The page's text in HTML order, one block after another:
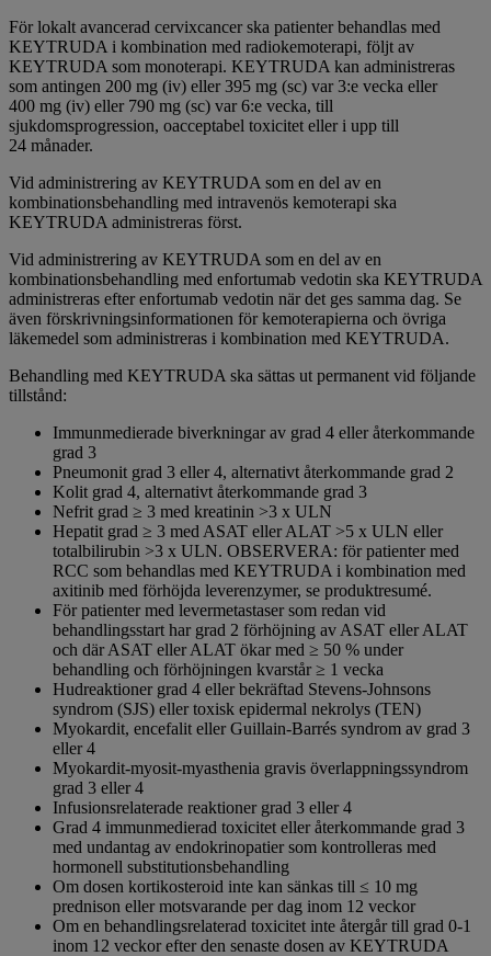
För lokalt avancerad cervixcancer ska patienter behandlas med
KEYTRUDA i kombination med radiokemoterapi, följt av
KEYTRUDA som monoterapi. KEYTRUDA kan administreras
som antingen 200 mg (iv) eller 395 mg (sc) var 3:e vecka eller
400 mg (iv) eller 790 mg (sc) var 6:e vecka, till
sjukdomsprogression, oacceptabel toxicitet eller i upp till
24 månader.
Vid administrering av KEYTRUDA som en del av en
kombinationsbehandling med intravenös kemoterapi ska
KEYTRUDA administreras först.
Vid administrering av KEYTRUDA som en del av en
kombinationsbehandling med enfortumab vedotin ska KEYTRUDA
administreras efter enfortumab vedotin när det ges samma dag. Se
även förskrivningsinformationen för kemoterapierna och övriga
läkemedel som administreras i kombination med KEYTRUDA.
Behandling med KEYTRUDA ska sättas ut permanent vid följande
tillstånd:
Immunmedierade biverkningar av grad 4 eller återkommande
grad 3
Pneumonit grad 3 eller 4, alternativt återkommande grad 2
Kolit grad 4, alternativt återkommande grad 3
Nefrit grad ≥ 3 med kreatinin >3 x ULN
Hepatit grad ≥ 3 med ASAT eller ALAT >5 x ULN eller
totalbilirubin >3 x ULN. OBSERVERA: för patienter med
RCC som behandlas med KEYTRUDA i kombination med
axitinib med förhöjda leverenzymer, se produktresumé.
För patienter med levermetastaser som redan vid
behandlingsstart har grad 2 förhöjning av ASAT eller ALAT
och där ASAT eller ALAT ökar med ≥ 50 % under
behandling och förhöjningen kvarstår ≥ 1 vecka
Hudreaktioner grad 4 eller bekräftad Stevens-Johnsons
syndrom (SJS) eller toxisk epidermal nekrolys (TEN)
Myokardit, encefalit eller Guillain-Barrés syndrom av grad 3
eller 4
Myokardit-myosit-myasthenia gravis överlappningssyndrom
grad 3 eller 4
Infusionsrelaterade reaktioner grad 3 eller 4
Grad 4 immunmedierad toxicitet eller återkommande grad 3
med undantag av endokrinopatier som kontrolleras med
hormonell substitutionsbehandling
Om dosen kortikosteroid inte kan sänkas till ≤ 10 mg
prednison eller motsvarande per dag inom 12 veckor
Om en behandlingsrelaterad toxicitet inte återgår till grad 0-1
inom 12 veckor efter den senaste dosen av KEYTRUDA